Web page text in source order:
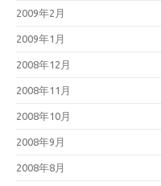
2009年2月
2009年1月
2008年12月
2008年11月
2008年10月
2008年9月
2008年8月